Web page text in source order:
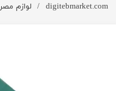
digitebmarket.com لوازم